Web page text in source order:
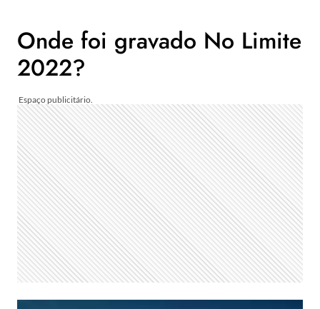
Onde foi gravado No Limite
2022?